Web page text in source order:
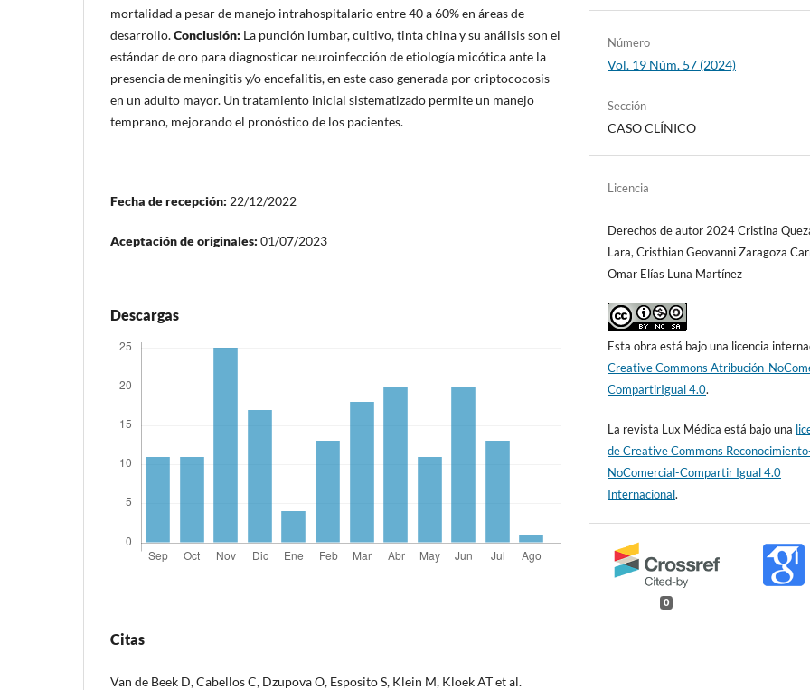
mortalidad a pesar de manejo intrahospitalario entre 40 a 60% en áreas de
desarrollo.Conclusión: La punción lumbar, cultivo, tinta china y su análisis son el
estándar de oro para diagnosticar neuroinfección de etiología micótica ante la
presencia de meningitis y/o encefalitis, en este caso generada por criptococosis
en un adulto mayor. Un tratamiento inicial sistematizado permite un manejo
temprano, mejorando el pronóstico de los pacientes.
Fecha de recepción: 22/12/2022
Aceptación de originales: 01/07/2023
Descargas
Citas
Van de Beek D, Cabellos C, Dzupova O, Esposito S, Klein M, Kloek AT et al.
Número
Vol. 19 Núm. 57 (2024)
Sección
CASO CLÍNICO
Licencia
Derechos de autor 2024 Cristina
Lara, Cristhian Geovanni Zaragoza
Omar Elías Luna Martínez
Esta obra está bajo una licencia
Creative Commons Atribución-
CompartirIgual 4.0.
La revista Lux Médica está bajo una
de Creative Commons
NoComercial-Compartir Igual 4.0
Internacional.
0